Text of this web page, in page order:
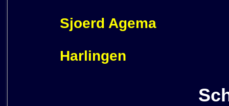
Sjoerd Agema
Harlingen